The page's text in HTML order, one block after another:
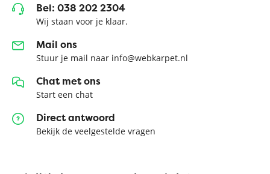
Bel: 038 202 2304
Wij staan voor je klaar.
Mail ons
Stuur je mail naar info@webkarpet.nl
Chat met ons
Start een chat
Direct antwoord
Bekijk de veelgestelde vragen